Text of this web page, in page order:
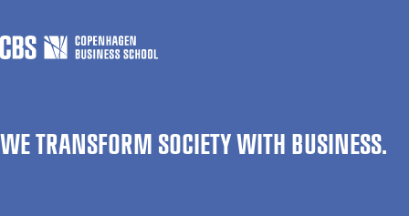
WE TRANSFORM SOCIETY WITH BUSINESS.